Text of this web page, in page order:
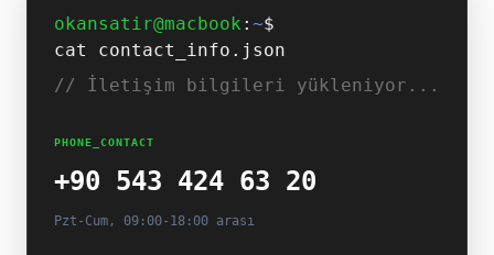
okansatir@macbook : ~$
cat contact_info.json
// İletişim bilgileri yükleniyor...
PHONE_CONTACT
+90 543 424 63 20
Pzt-Cum, 09:00-18:00 arası